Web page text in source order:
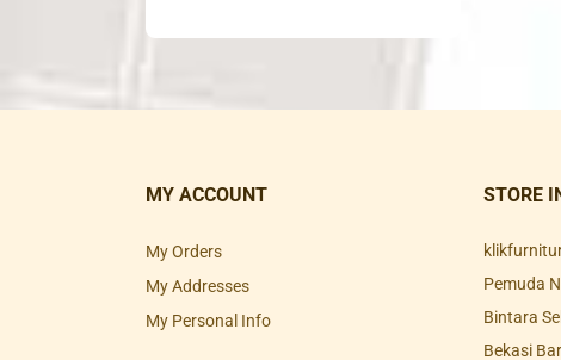
MY ACCOUNT
My Orders
My Addresses
My Personal Info
STORE
Pemuda
Bintara
Bekasi